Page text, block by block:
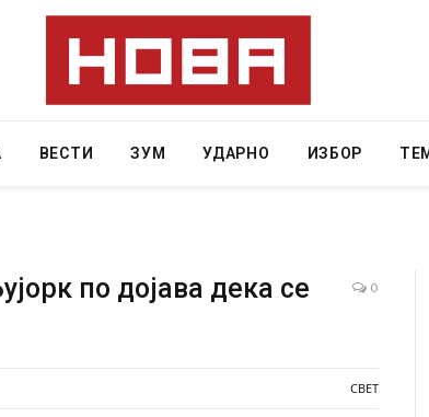
ВЕСТИ ЗУМ УДАРНО ИЗБОР
по дојава дека се
0
СВЕТ
во
AUGUST 7,